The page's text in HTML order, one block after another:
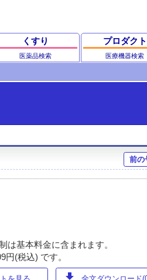
くすり
医薬品検索
プロダクト
医療機器検索
前の
は基本料金に含まれます。
(税込) です。